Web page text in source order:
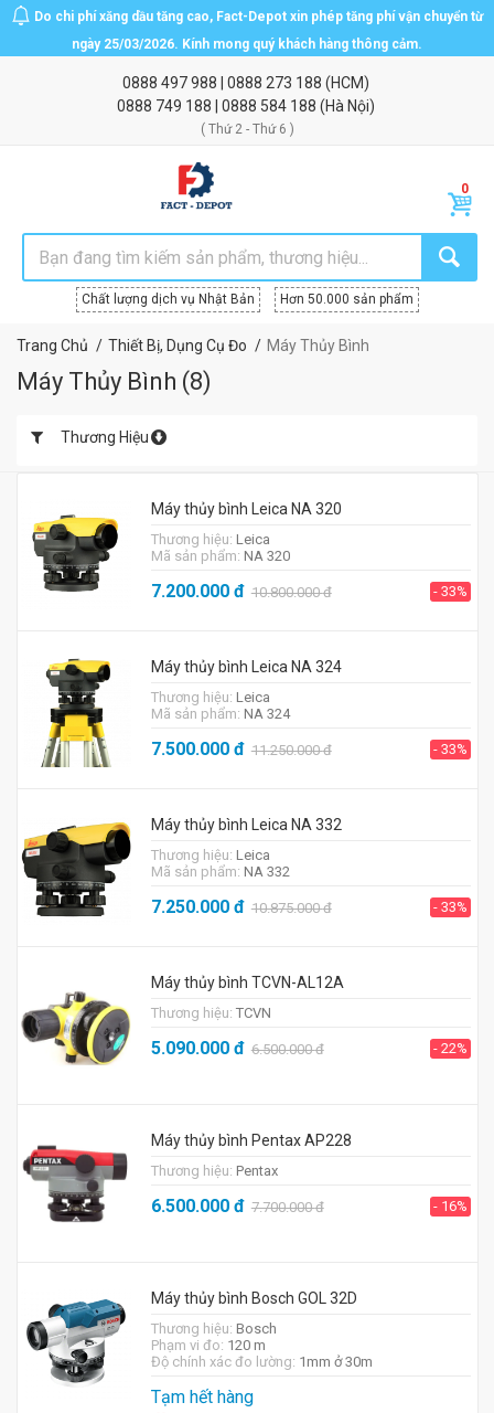
Do chi phí xăng dầu tăng cao, Fact-Depot xin phép tăng phí vận chuyển từ
ngày 25/03/2026. Kính mong quý khách hàng thông cảm.
0888 497 988 0888 273 188 (HCM)
0888 749 188
0888 584 188 (Hà Nội)
( Thứ 2 - Thứ 6 )
Chất lượng dịch vụ Nhật Bản Hơn 50.000 sản phẩm
Trang Chủ Thiết Bị, Dụng Cụ Đo Máy Thủy Bình
Máy Thủy Bình (8)
Thương Hiệu
Máy thủy bình Leica NA 320
Thương hiệu: Leica
Mã sản phẩm: NA 320
7.200.000đ 10.800.000đ - 33%
Máy thủy bình Leica NA 324
Thương hiệu: Leica
Mã sản phẩm: NA 324
7.500.000đ 11.250.000đ - 33%
Máy thủy bình Leica NA 332
Thương hiệu: Leica
Mã sản phẩm: NA 332
7.250.000đ 10.875.000đ - 33%
Máy thủy bình TCVN-AL12A
Thương hiệu: TCVN
5.090.000đ 6.500.000đ - 22%
Máy thủy bình Pentax AP228
Thương hiệu: Pentax
6.500.000đ 7.700.000đ - 16%
Máy thủy bình Bosch GOL 32D
Thương hiệu: Bosch
Phạm vi đo: 120 m
Độ chính xác đo lường: 1mm ở 30m
Tạm hết hàng